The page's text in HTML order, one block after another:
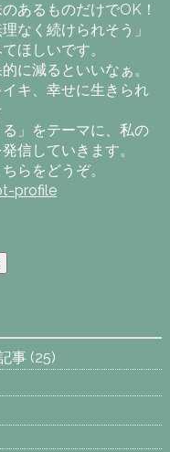
あるものだけでOK！
なく続けられそう」
ほしいです。
に減るといいなぁ。
キ、幸せに生きられ
」をテーマに、私の
信していきます。
らをどうぞ。
profile
事 (25)